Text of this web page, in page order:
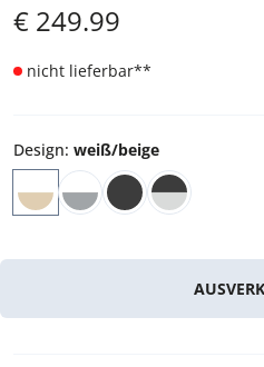
€ 249.99
nicht lieferbar**
Design: weiß/beige